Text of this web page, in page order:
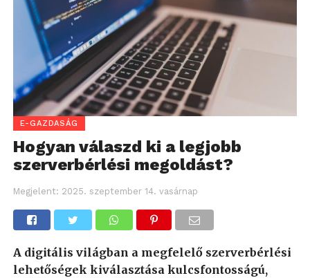
E-GAZDASÁG
Hogyan válaszd ki a legjobb
szerverbérlési megoldást?
Megjelent: 2025. szeptember 14. vasárnap
A digitális világban a megfelelő szerverbérlési
lehetőségek kiválasztása kulcsfontosságú,